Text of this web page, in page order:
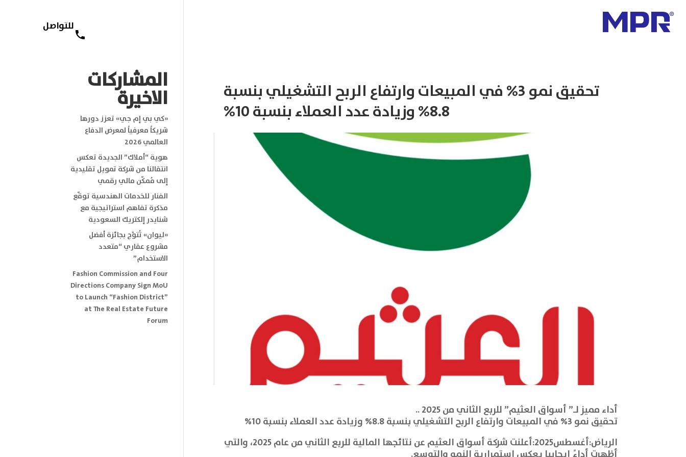
للتواصل
تحقيق نمو 3% في المبيعات وارتفاع الربح التشغيلي بنسبة
8.8% وزيادة عدد العملاء بنسبة 10%
أداء مميز لـ” أسواق العثيم” للربع الثاني من 2025 ..
تحقيق نمو 3% في المبيعات وارتفاع الربح التشغيلي بنسبة 8.8% وزيادة عدد العملاء بنسبة 10%
الرياض:أغسطس2025:أعلنت شركة أسواق العثيم عن نتائجها المالية للربع الثاني من عام 2025، والتي
المشاركات
الاخيرة
«كي بي إم جي» تعزز دورها
شريكاً معرفياً لمعرض الدفاع
العالمي 2026
هوية “أملاك” الجديدة تعكس
انتقالنا من شركة تمويل تقليدية
إلى مُمكّن مالي رقمي
الفنار للخدمات الهندسية توقّع
مذكرة تفاهم استراتيجية مع
شنايدر إلكتريك السعودية
«ليوان» تُتوَّج بجائزة أفضل
مشروع عقاري “متعدد
الاستخدام”
Fashion Commission and Four
Directions Company Sign MoU
to Launch “Fashion District”
at The Real Estate Future
Forum